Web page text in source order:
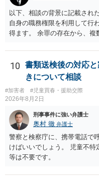
以下、相談の背景に記載され
自身の職務権限を利用して行
得ます。 余罪の存在から、
ると思われます。 他方、余
害者の経済的損害の回復とし
を有しないことも、規範意
利な点です。 その他、家族
で、私見ですが、執行猶予判
われます。 上記、一つの意見
10
書類送検後の対応
きについて相談
#加害者 #児童買春・援助交際
2026年8月2日
刑事事件に強い弁護士
奥村 徹 弁護士
警察と検察庁に、携帯電話で
けばいいでしょう。 児童不
等は不要です。